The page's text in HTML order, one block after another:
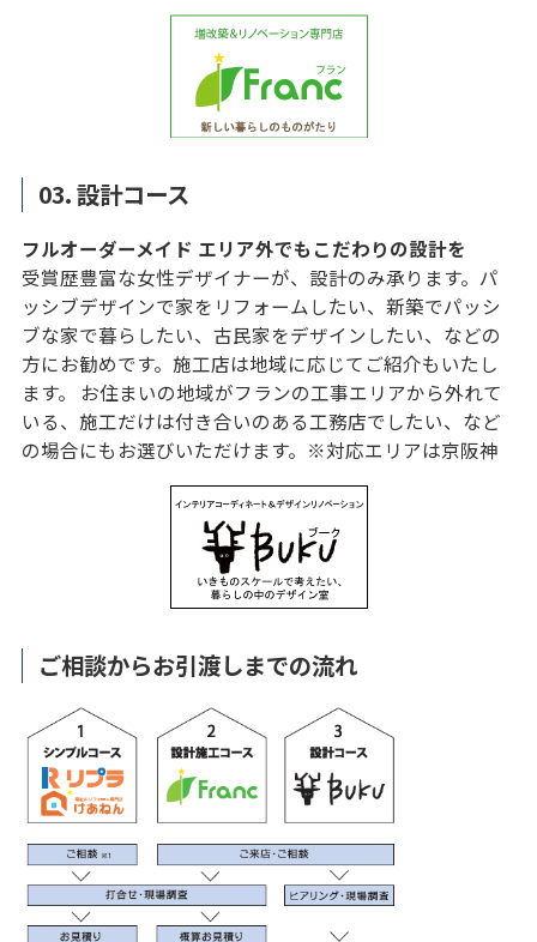
03.設計コース
フルオーダーメイド エリア外でもこだわりの設計を
受賞歴豊富な女性デザイナーが、設計のみ承ります。パ
ッシブデザインで家をリフォームしたい、新築でパッシ
ブな家で暮らしたい、古民家をデザインしたい、などの
方にお勧めです。施工店は地域に応じてご紹介もいたし
ます。 お住まいの地域がフランの工事エリアから外れて
いる、施工だけは付き合いのある工務店でしたい、など
の場合にもお選びいただけます。※対応エリアは京阪神
ご相談からお引渡しまでの流れ